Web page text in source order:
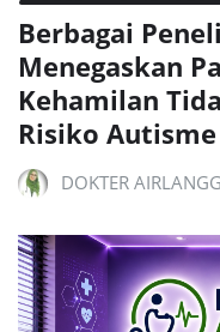
Berbagai
Menegaskan
Kehamilan
Risiko
DOKTER